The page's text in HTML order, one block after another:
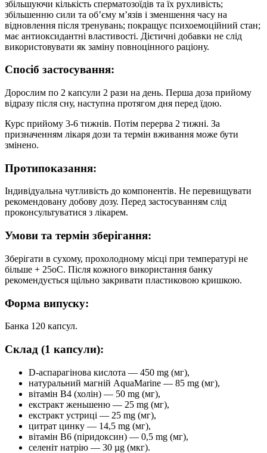
збільшуючи кількість сперматозоїдів та їх рухливість;
збільшенню сили та об’єму м’язів і зменшення часу на
відновлення після тренувань; покращує психоемоційний стан;
має антиоксидантні властивості. Дієтичні добавки не слід
використовувати як заміну повноцінного раціону.
Спосіб застосування:
Дорослим по 2 капсули 2 рази на день. Перша доза прийому
відразу після сну, наступна протягом дня перед їдою.
Курс прийому 3-6 тижнів. Потім перерва 2 тижні. За
призначенням лікаря дози та термін вживання може бути
змінено.
Протипоказання:
Індивідуальна чутливість до компонентів. Не перевищувати
рекомендовану добову дозу. Перед застосуванням слід
проконсультуватися з лікарем.
Умови та термін зберігання:
Зберігати в сухому, прохолодному місці при температурі не
більше + 25oС. Після кожного використання банку
рекомендується щільно закривати пластиковою кришкою.
Форма випуску:
Банка 120 капсул.
Склад (1 капсули):
D-аспарагінова кислота — 450 mg (мг),
натуральний магній AquaMarine — 85 mg (мг),
вітамін В4 (холін) — 50 mg (мг),
екстракт женьшеню — 25 mg (мг),
екстракт устриці — 25 mg (мг),
цитрат цинку — 14,5 mg (мг),
вітамін В6 (піридоксин) — 0,5 mg (мг),
селеніт натрію — 30 µg (мкг).